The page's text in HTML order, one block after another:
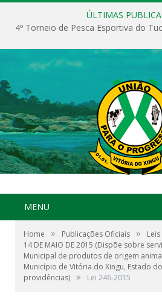
ÚLTIMAS
MENU
Home » Publicações Oficiais » Leis
14 DE MAIO DE 2015 (Dispõe sobre
Municipal de produtos de origem
Município de Vitória do Xingu, Estado
providências) » Lei 246-2015